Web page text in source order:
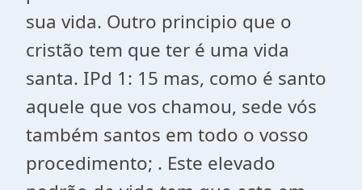
sua vida. Outro principio que o
cristão tem que ter é uma vida
santa. IPd 1: 15 mas, como é santo
aquele que vos chamou, sede vós
também santos em todo o vosso
procedimento; . Este elevado